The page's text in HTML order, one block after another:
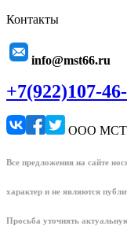
Контакты
info@mst66.ru
+7(922)107-
ООО МСТ
Все предложения на сайте
характер и не являются
Просьба уточнять